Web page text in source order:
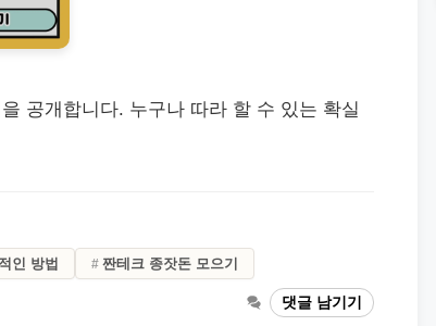
공개합니다. 누구나 따라 할 수 있는 확실
인 방법 짠테크 종잣돈 모으기
댓글 남기기